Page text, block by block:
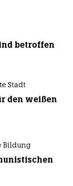
betroffen
Stadt
den weißen
Bildung